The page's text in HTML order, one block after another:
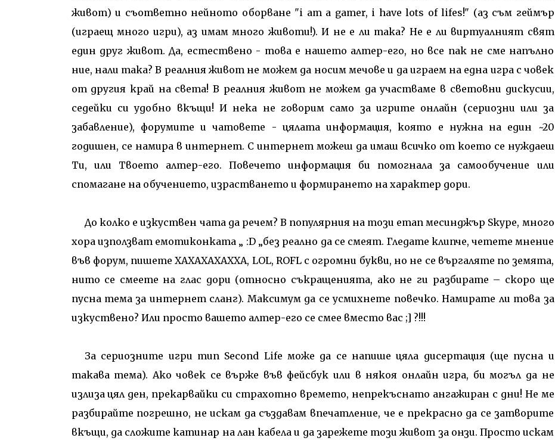
живот) и съответно нейното оборване "i am a gamer, i have lots of lifes!" (аз съм геймър
(играещ много игри), аз имам много животи!). И не е ли така? Не е ли виртуалният свят
един друг живот. Да, естествено - това е нашето алтер-его, но все пак не сме напълно
ние, нали така? В реалния живот не можем да носим мечове и да играем на една игра с човек
от другия край на света! В реалния живот не можем да участваме в световни дискусии,
седейки си удобно вкъщи! И нека не говорим само за игрите онлайн (сериозни или за
забавление), форумите и чатовете - цялата информация, която е нужна на един ~20
годишен, се намира в интернет. С интернет можеш да имаш всичко от което се нуждаеш
Ти, или Твоето алтер-его. Повечето информация би помогнала за самообучение или
спомагане на обучението, израстването и формирането на характер дори.
До колко е изкуствен чата да речем? В популярния на този етап месинджър Skype, много
хора използват емотиконката „ :D „без реално да се смеят. Гледате клипче, четете мнение
във форум, пишете ХАХАХАХАХХА, LOL, ROFL с огромни букви, но не се въргаляте по земята,
нито се смеете на глас дори (относно съкращенията, ако не ги разбирате – скоро ще
пусна тема за интернет сланг). Максимум да се усмихнете повечко. Намирате ли това за
изкуствено? Или просто вашето алтер-его се смее вместо вас ;] ?!!!
За сериозните игри тип Second Lifeможе да се напише цяла дисертация (ще пусна и
такава тема). Ако човек се върже във фейсбук или в някоя онлайн игра, би могъл да не
излиза цял ден, прекарвайки си страхотно времето, непрекъснато ангажиран с дни! Не ме
разбирайте погрешно, не искам да създавам впечатление, че е прекрасно да се затворите
вкъщи, да сложите катинар на лан кабела и да зарежете този живот за онзи. Просто искам